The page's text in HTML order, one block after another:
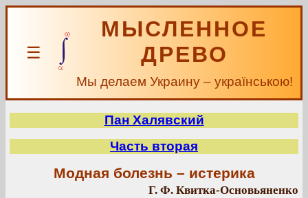
☰
МЫСЛЕННОЕ
ДРЕВО
Мы делаем Украину – українською!
Пан Халявский
Часть вторая
Модная болезнь – истерика
Г. Ф. Квитка-Основьяненко